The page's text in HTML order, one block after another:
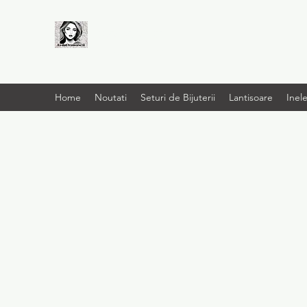
Home Noutati Seturi de Bijuterii Lantisoare Inele